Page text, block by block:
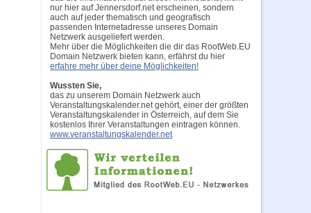
nur hier auf Jennersdorf.net erscheinen, sondern
auch auf jeder thematisch und geografisch
passenden Internetadresse unseres Domain
Netzwerk ausgeliefert werden.
Mehr über die Möglichkeiten die dir das RootWeb.EU
Domain Netzwerk bieten kann, erfährst du hier
erfahre mehr über deine Möglichkeiten!
Wussten Sie,
das zu unserem Domain Netzwerk auch
Veranstaltungskalender.net gehört, einer der größten
Veranstaltungskalender in Österreich, auf dem Sie
kostenlos Ihrer Veranstaltungen eintragen können.
www.veranstaltungskalender.net